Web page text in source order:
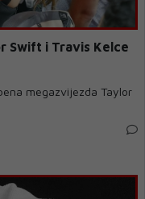
Swift i Travis Kelce
megazvijezda Taylor